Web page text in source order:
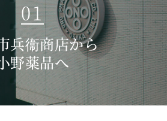
01
兵衞商店から
野薬品へ